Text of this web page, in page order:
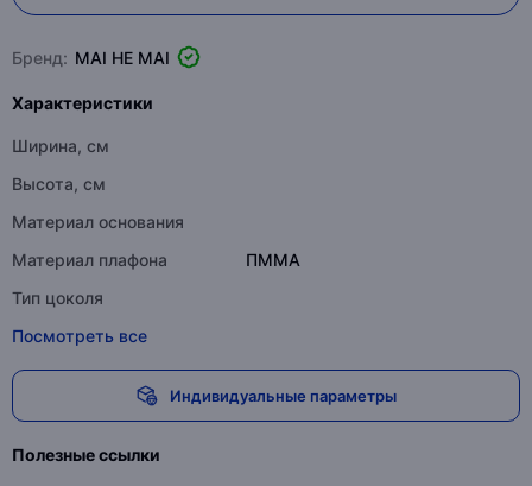
Бренд: MAI HE MAI
Характеристики
Ширина, см
Высота, см
Материал основания
Материал плафона
ПММА
Тип цоколя
Посмотреть все
Индивидуальные параметры
Полезные ссылки